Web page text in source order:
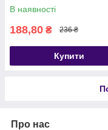
В наявності
188,80 ₴ 236 ₴
Купити
Про нас